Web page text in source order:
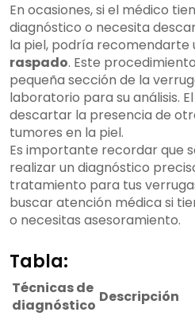
En ocasiones, si el médico
diagnóstico o necesita
la piel, podría recomendarte
raspado. Este
pequeña sección de la
laboratorio para su análisis.
descartar la presencia de
tumores en la piel.
Es importante recordar que
realizar un diagnóstico
tratamiento para tus
buscar atención médica si
o necesitas asesoramiento.
Tabla:
Técnicas de
diagnóstico Descripción